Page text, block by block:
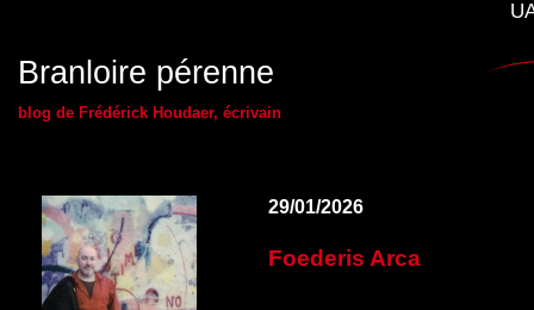
Branloire pérenne
blog de Frédérick Houdaer, écrivain
29/01/2026
Foederis Arca